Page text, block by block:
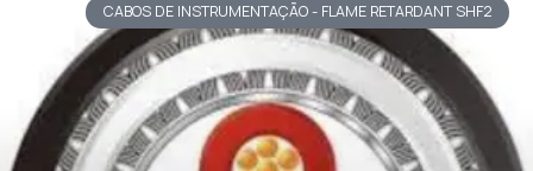
CABOS DE INSTRUMENTAÇÃO - FLAME RETARDANT SHF2